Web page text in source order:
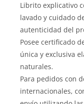
Librito explicativo
lavado y cuidado
autenticidad del
Posee certificado
única y exclusiva
naturales.
Para pedidos con
internacionales,